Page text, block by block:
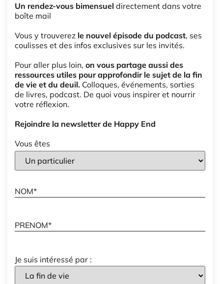
Un rendez-vous bimensuel directement dans votre
boîte mail
Vous y trouverez le nouvel épisode du podcast, ses
coulisses et des infos exclusives sur les invités.
Pour aller plus loin, on vous partage aussi des
ressources utiles pour approfondir le sujet de la fin
de vie et du deuil. Colloques, événements, sorties
de livres, podcast. De quoi vous inspirer et nourrir
votre réflexion.
Rejoindre la newsletter de Happy End
Vous êtes
Je suis intéressé par :